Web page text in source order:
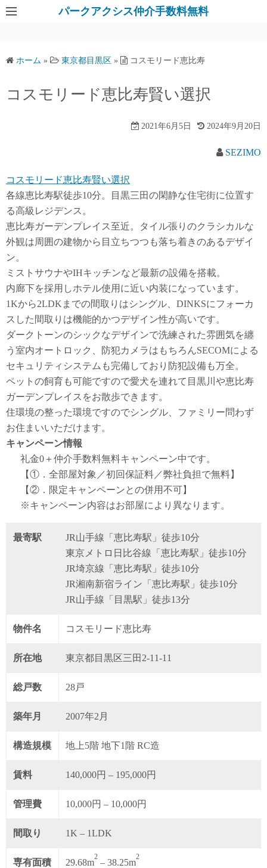
パークアクシス仲介手数料無料
ホーム » 東京都目黒区 » コスモリード恵比寿
コスモリード恵比寿賢い選択
2021年6月5日 2024年9月20日
SEZIMO
コスモリード恵比寿賢い選択
各線恵比寿駅徒歩10分。目黒三田の閑静な住宅街に位置す
る高級レジデンス。
恵比寿ガーデンプレイス至近。タイル張りのクラシカルな
外観は周囲の建物から目立ちつつも落ち着きのあるデザイ
ン。
ミストサウナやIHキッチンなど最新の設備を搭載。
内廊下を採用しホテル使用に近い内装になっています。
1Kから2LDKまでの間取りはシングル、DINKSにフォーカ
スした間取りは機能的かつデザイン性が高いです。
ダークトーンのシックなデザインで洗練された雰囲気を纏
う室内オートロック、防犯カメラはもちろんSECOMによる
セキュリティシステムも完備しており防犯設備も万全。
ペットの飼育も可能ですので愛犬を連れて目黒川や恵比寿
ガーデンプレイスをお散歩できます。
住環境の整った環境ですのでシングル、ファミリー問わず
お住まいいただけます。
キャンペーン情報
礼金0 ＋仲介手数料無料キャンペーン中です。
【①．全部屋対象／初回保証料／弊社負担で無料】
【②．限定キャンペーンとの併用不可】
※キャンペーン内容はお部屋により異なります。
最寄駅
JR山手線「恵比寿駅」徒歩10分
東京メトロ日比谷線「恵比寿駅」徒歩10分
JR埼京線「恵比寿駅」徒歩10分
JR湘南新宿ライン「恵比寿駅」徒歩10分
JR山手線「目黒駅」徒歩13分
物件名 コスモリード恵比寿
所在地 東京都目黒区三田2-11-11
総戸数 28戸
築年月 2007年2月
構造規模 地上5階 地下1階 RC造
賃料 140,000円 – 195,000円
管理費 10,000円 – 10,000円
間取り 1K – 1LDK
専有面積 29.68m
2
– 38.25m
2